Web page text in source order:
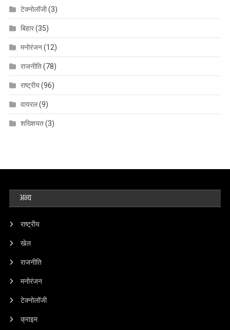
टेक्नोलॉजी(3)
बिहार(35)
मनोरंजन(12)
राजनीति(78)
राष्ट्रीय(96)
वायरल(9)
शख्शियत(3)
अन्य
राष्ट्रीय
खेल
राजनीति
मनोरंजन
टेक्नोलॉजी
क्राइम